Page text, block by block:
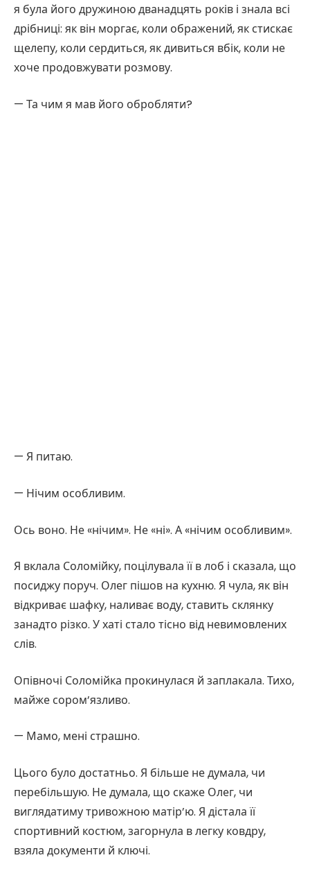
я була його дружиною дванадцять років і знала всі
дрібниці: як він моргає, коли ображений, як стискає
щелепу, коли сердиться, як дивиться вбік, коли не
хоче продовжувати розмову.
— Та чим я мав його обробляти?
— Я питаю.
— Нічим особливим.
Ось воно. Не «нічим». Не «ні». А «нічим особливим».
Я вклала Соломійку, поцілувала її в лоб і сказала, що
посиджу поруч. Олег пішов на кухню. Я чула, як він
відкриває шафку, наливає воду, ставить склянку
занадто різко. У хаті стало тісно від невимовлених
слів.
Опівночі Соломійка прокинулася й заплакала. Тихо,
майже сором’язливо.
— Мамо, мені страшно.
Цього було достатньо. Я більше не думала, чи
перебільшую. Не думала, що скаже Олег, чи
виглядатиму тривожною матір’ю. Я дістала її
спортивний костюм, загорнула в легку ковдру,
взяла документи й ключі.